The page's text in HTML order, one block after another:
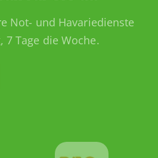
Not- und Havariedienste
7 Tage die Woche.